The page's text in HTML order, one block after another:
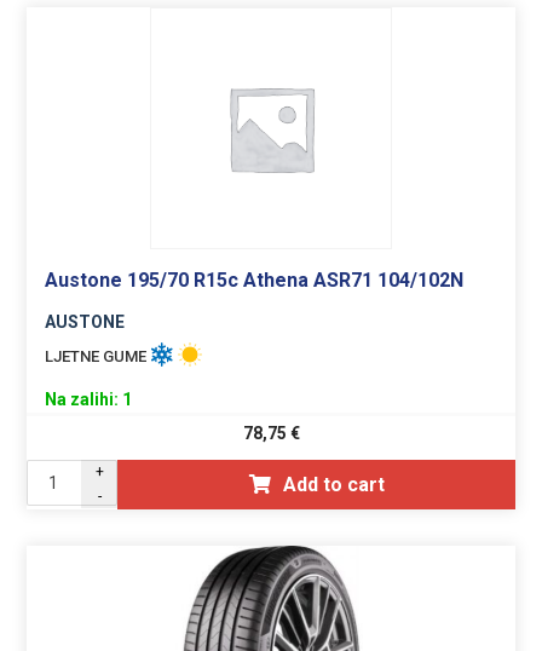
Austone 195/70 R15c Athena ASR71 104/102N
AUSTONE
LJETNE GUME
Na zalihi: 1
78,75 €
+
-
Add to cart